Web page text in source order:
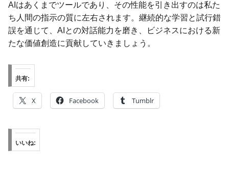
AIはあくまでツールであり、その性能を引き出すのは私た
ち人間の指示の質に左右されます。継続的な学習と試行錯
誤を通じて、AIとの対話能力を磨き、ビジネスにおける新
たな価値創造に貢献していきましょう。
共有:
X Facebook Tumblr
いいね: